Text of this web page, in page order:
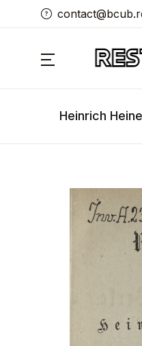
Heinrich